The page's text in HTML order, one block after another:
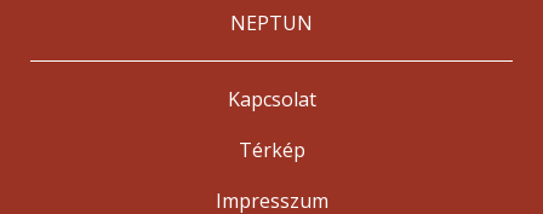
NEPTUN
Kapcsolat
Térkép
Impresszum